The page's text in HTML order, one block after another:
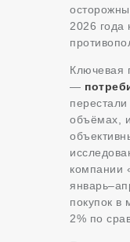
2026 года
Ключевая
—
объёмах,
компании
покупок в
2% по